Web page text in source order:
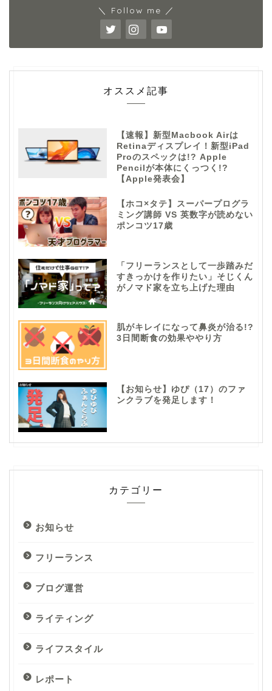
＼ Follow me ／
オススメ記事
【速報】新型Macbook Airは
Retinaディスプレイ！新型iPad
Proのスペックは!? Apple
Pencilが本体にくっつく!?
【Apple発表会】
【ホコ×タテ】スーパープログラ
ミング講師 VS 英数字が読めない
ポンコツ17歳
「フリーランスとして一歩踏みだ
すきっかけを作りたい」そじくん
がノマド家を立ち上げた理由
肌がキレイになって鼻炎が治る!?
3日間断食の効果ややり方
【お知らせ】ゆぴ（17）のファ
ンクラブを発足します！
カテゴリー
お知らせ
フリーランス
ブログ運営
ライティング
ライフスタイル
レポート